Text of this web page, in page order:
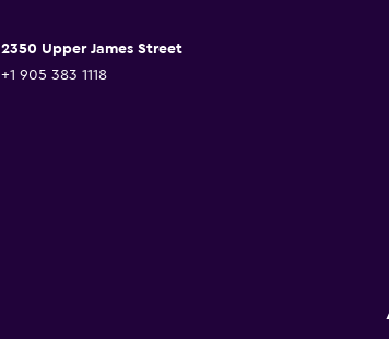
2350 Upper James Street
+1 905 383 1118